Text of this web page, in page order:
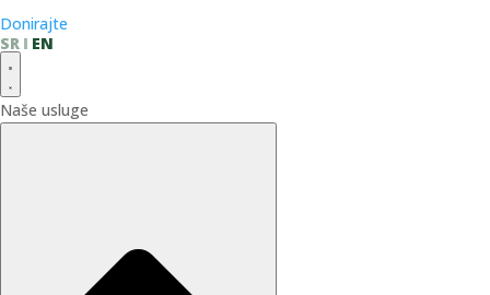
Donirajte
SR
EN
Naše usluge